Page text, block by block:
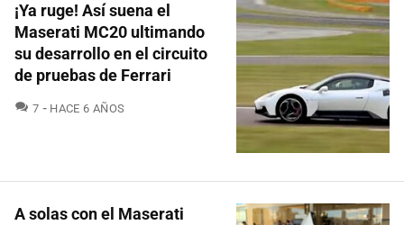
¡Ya ruge! Así suena el
Maserati MC20 ultimando
su desarrollo en el circuito
de pruebas de Ferrari
7 COMENTARIOS
HACE 6 AÑOS
A solas con el Maserati